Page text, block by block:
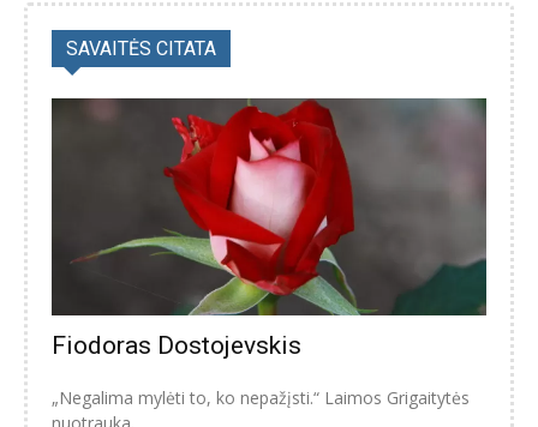
SAVAITĖS CITATA
Fiodoras Dostojevskis
„Negalima mylėti to, ko nepažįsti.“ Laimos Grigaitytės